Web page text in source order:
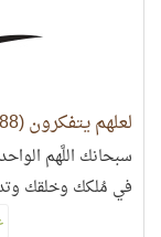
لعلهم يتفكرون (88)
سبحانك اللَّهم
في مُلكك وخلقك